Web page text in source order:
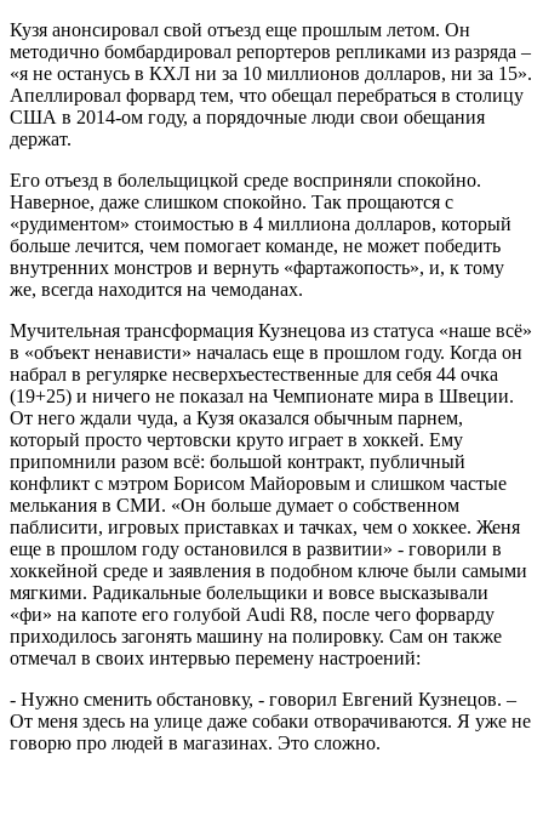
Кузя анонсировал свой отъезд еще прошлым летом. Он
методично бомбардировал репортеров репликами из разряда –
«я не останусь в КХЛ ни за 10 миллионов долларов, ни за 15».
Апеллировал форвард тем, что обещал перебраться в столицу
США в 2014-ом году, а порядочные люди свои обещания
держат.
Его отъезд в болельщицкой среде восприняли спокойно.
Наверное, даже слишком спокойно. Так прощаются с
«рудиментом» стоимостью в 4 миллиона долларов, который
больше лечится, чем помогает команде, не может победить
внутренних монстров и вернуть «фартажопость», и, к тому
же, всегда находится на чемоданах.
Мучительная трансформация Кузнецова из статуса «наше всё»
в «объект ненависти» началась еще в прошлом году. Когда он
набрал в регулярке несверхъестественные для себя 44 очка
(19+25) и ничего не показал на Чемпионате мира в Швеции.
От него ждали чуда, а Кузя оказался обычным парнем,
который просто чертовски круто играет в хоккей. Ему
припомнили разом всё: большой контракт, публичный
конфликт с мэтром Борисом Майоровым и слишком частые
мелькания в СМИ. «Он больше думает о собственном
паблисити, игровых приставках и тачках, чем о хоккее. Женя
еще в прошлом году остановился в развитии» - говорили в
хоккейной среде и заявления в подобном ключе были самыми
мягкими. Радикальные болельщики и вовсе высказывали
«фи» на капоте его голубой Audi R8, после чего форварду
приходилось загонять машину на полировку. Сам он также
отмечал в своих интервью перемену настроений:
- Нужно сменить обстановку, - говорил Евгений Кузнецов. –
От меня здесь на улице даже собаки отворачиваются. Я уже не
говорю про людей в магазинах. Это сложно.